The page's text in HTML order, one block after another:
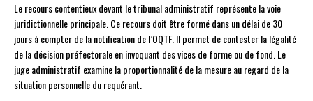
Le recours contentieux devant le tribunal administratif représente la voie
juridictionnelle principale. Ce recours doit être formé dans un délai de 30
jours à compter de la notification de l’OQTF. Il permet de contester la légalité
de la décision préfectorale en invoquant des vices de forme ou de fond. Le
juge administratif examine la proportionnalité de la mesure au regard de la
situation personnelle du requérant.